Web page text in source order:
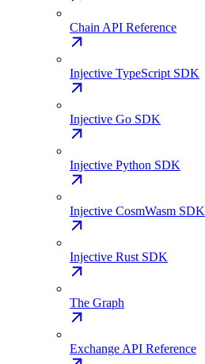
Chain API Reference
Injective TypeScript SDK
Injective Go SDK
Injective Python SDK
Injective CosmWasm SDK
Injective Rust SDK
The Graph
Exchange API Reference